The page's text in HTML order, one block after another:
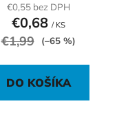
€0,55 bez DPH
€0,68 / KS
€1,99 (–65 %)
DO KOŠÍKA